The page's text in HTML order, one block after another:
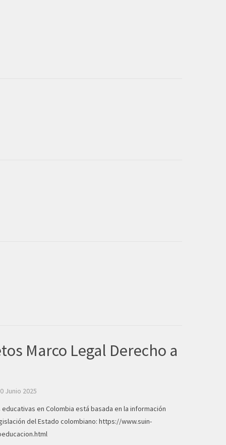
Marco Legal Derecho a
Junio 2025
en Colombia está basada en la información
del Estado colombiano: https://www.suin-